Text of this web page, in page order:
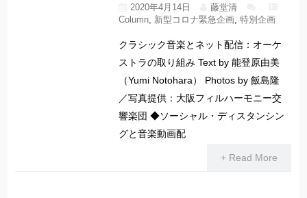
2020年4月14日
藤堂清
Column, 新型コロナ緊急企画, 特別企画
クラシック音楽とネット配信：オーケ
ストラの取り組み Text by 能登原由美
（Yumi Notohara） Photos by 飯島隆
／写真提供：大阪フィルハーモニー交
響楽団 ◆ソーシャル・ディスタンシン
グと音楽動画配
+ Read More